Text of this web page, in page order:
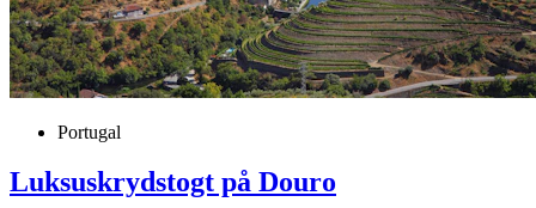
Portugal
Luksuskrydstogt på Douro